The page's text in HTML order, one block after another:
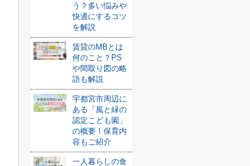
う？多い悩みや
快適にするコツ
を解説
賃貸のMBとは
何のこと？PS
や間取り図の略
語も解説
宇都宮市周辺に
ある「風と緑の
認定こども園」
の概要！保育内
容もご紹介
一人暮らしの食